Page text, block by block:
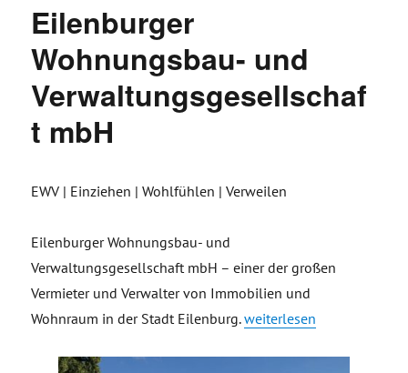
Eilenburger
Wohnungsbau- und
Verwaltungsgesellschaf
t mbH
EWV | Einziehen | Wohlfühlen | Verweilen
Eilenburger Wohnungsbau- und
Verwaltungsgesellschaft mbH – einer der großen
Vermieter und Verwalter von Immobilien und
Wohnraum in der Stadt Eilenburg.„Eilenburger
weiterlesen